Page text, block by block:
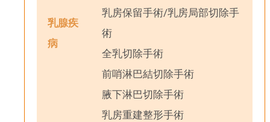
乳腺疾
病
乳房保留手術/乳房局部切除手
術
全乳切除手術
前哨淋巴結切除手術
腋下淋巴切除手術
乳房重建整形手術